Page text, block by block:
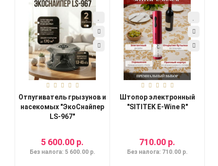
Отпугиватель грызунов и
насекомых "ЭкоСнайпер
LS-967"
5 600.00 р.
Без налога: 5 600.00 р.
Штопор электронный
"SITITEK E-Wine R"
710.00 р.
Без налога: 710.00 р.